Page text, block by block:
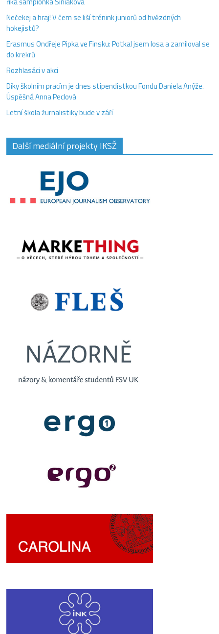
Nečekej a hraj! V čem se liší trénink juniorů od hvězdných
hokejistů?
Erasmus Ondřeje Pipka ve Finsku: Potkal jsem losa a zamiloval se
do krekrů
Rozhlasáci v akci
Díky školním pracím je dnes stipendistkou Fondu Daniela Anýže.
Úspěšná Anna Peclová
Letní škola žurnalistiky bude v září
Další mediální projekty IKSŽ